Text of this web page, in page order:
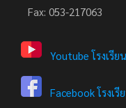
Fax: 053-217063
Youtube โรงเรี
Facebook โรงเ